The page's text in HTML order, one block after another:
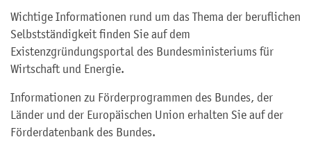
Wichtige Informationen rund um das Thema der beruflichen
Selbstständigkeit finden Sie auf dem
Existenzgründungsportal des Bundesministeriums für
Wirtschaft und Energie.
Informationen zu Förderprogrammen des Bundes, der
Länder und der Europäischen Union erhalten Sie auf der
Förderdatenbank des Bundes.